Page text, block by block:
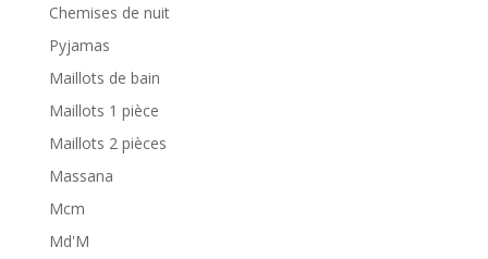
Chemises de nuit
Pyjamas
Maillots de bain
Maillots 1 pièce
Maillots 2 pièces
Massana
Mcm
Md'M